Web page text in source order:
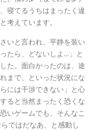
寝てるうちはまったく違
考えています。
いと言われ、平静を装い
たら、どないしよ…」と
た。面白かったのは、途
まで、といった状況にな
には干渉できない」と心
ると当然まったく恐くな
いゲームでも、そんなこ
ではだなあ、と感動し